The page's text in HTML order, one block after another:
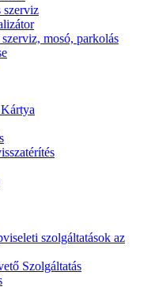
szerviz
mosó, parkolás
szolgáltatások az
Szolgáltatás